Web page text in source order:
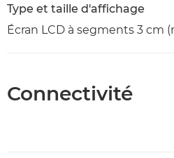
Type et taille d'affichage
Écran LCD à segments 3 cm
Connectivité